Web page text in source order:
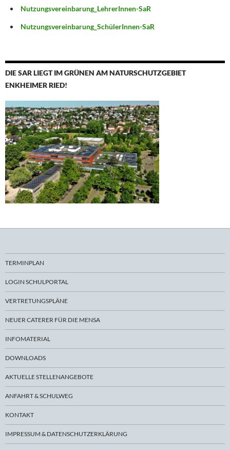
Nutzungsvereinbarung_LehrerInnen-SaR
Nutzungsvereinbarung_SchülerInnen-SaR
DIE SAR LIEGT IM GRÜNEN AM NATURSCHUTZGEBIET
ENKHEIMER RIED!
TERMINPLAN
LOGIN SCHULPORTAL
VERTRETUNGSPLÄNE
NEUER CATERER FÜR DIE MENSA
INFOMATERIAL
DOWNLOADS
AKTUELLE STELLENANGEBOTE
ANFAHRT & SCHULWEG
KONTAKT
IMPRESSUM & DATENSCHUTZERKLÄRUNG